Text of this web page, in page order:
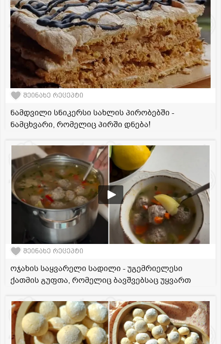
შეინახე რეცეპტი
ნამდვილი სნიკერსი სახლის პირობებში -
ნამცხვარი, რომელიც პირში დნება!
შეინახე რეცეპტი
ოჯახის საყვარელი სადილი - უგემრიელესი
ქათმის გუფთა, რომელიც ბავშვებსაც უყვართ